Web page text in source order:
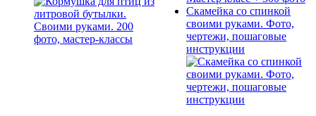
Скамейка со спинкой
своими руками. Фото,
чертежи, пошаговые
инструкции